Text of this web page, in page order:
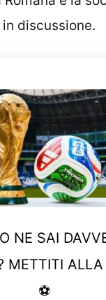
discussione.
NE SAI
METTITI ALLA
⚽